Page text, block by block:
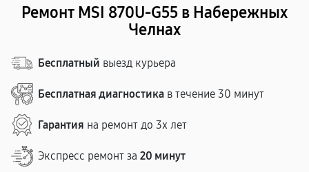
Ремонт MSI 870U-G55 в Набережных
Челнах
Бесплатный выезд курьера
Бесплатная диагностика в течение 30 минут
Гарантия на ремонт до 3х лет
Экспресс ремонт за 20 минут